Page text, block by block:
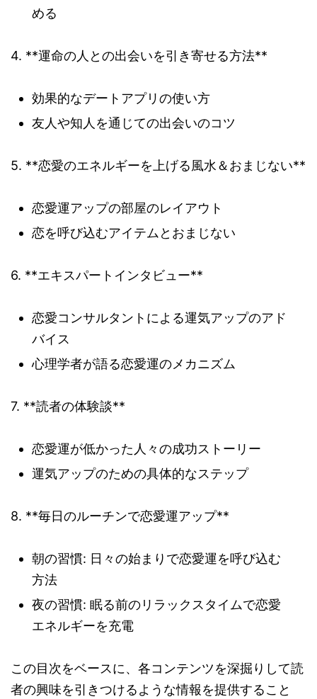
める
4. **運命の人との出会いを引き寄せる方法**
効果的なデートアプリの使い方
友人や知人を通じての出会いのコツ
5. **恋愛のエネルギーを上げる風水＆おまじない**
恋愛運アップの部屋のレイアウト
恋を呼び込むアイテムとおまじない
6. **エキスパートインタビュー**
恋愛コンサルタントによる運気アップのアド
バイス
心理学者が語る恋愛運のメカニズム
7. **読者の体験談**
恋愛運が低かった人々の成功ストーリー
運気アップのための具体的なステップ
8. **毎日のルーチンで恋愛運アップ**
朝の習慣: 日々の始まりで恋愛運を呼び込む
方法
夜の習慣: 眠る前のリラックスタイムで恋愛
エネルギーを充電
この目次をベースに、各コンテンツを深掘りして読
者の興味を引きつけるような情報を提供すること